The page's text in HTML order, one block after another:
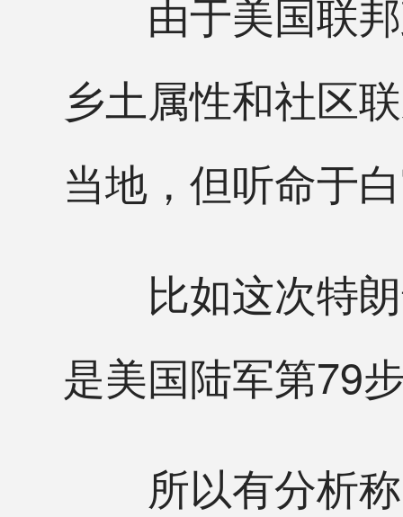
由于美国联邦
乡土属性和社区
当地，但听命于
比如这次特朗
是美国陆军第79
所以有分析称